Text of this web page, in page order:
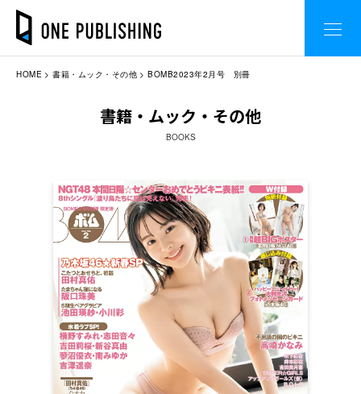
HOME 書籍・ムック・その他 BOMB2023年2月号 別冊
書籍・ムック・その他
BOOKS